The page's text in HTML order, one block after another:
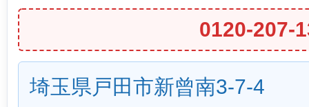
0120-207-
埼玉県戸田市新曾南3-7-4